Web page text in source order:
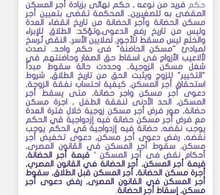
حكم فريد من نوعه , حكم نهائى بزيادة أجر المسكن
المقضى به للصغيرين.. المحكمة تقضى بتعيين أجر
مسكن الحضانة وأجر الحضانة من تاريخ انقضاء العدة
وليس من تاريخ رفع الدعوى,وتؤكد: الطلاق للإبراء
والخلع ليس مسقط للأجور, لملايين الأسر.. النقض تُرسخ
لمبادئ "مسكن الحاضنة" فى حكم واحد.. تصدت
لألاعيب الأزواج فى اسقاط حق الصغار وحاضنتهم في
شغل مسكن الزوجية.. وحددت حالة سقوط مبدأ
"التخيير" للزوج ويثبت الحق من تاريخ الطلاق, شروط
استحقاق أجر المسكن, كيفية احتساب نفقة الزوجة,
دعوى أجر مسكن واجر حضانة, متى يسقط أجر
المسكن, الحد الأدنى لنفقة الطفل , اجرة مسكن
حضانة, صور فرض أجر مسكن زوجية خلال فترة العدة
مع فرض أجر مسكن حضانة فيه إزدواجية قي الحكم
يوجب نقضه, حضانة فيه إزدواجية قي الحكم يوجب
نقضه, رفض دعوى أجر مسكن, دعوى تخفيض أجر
مسكن, سقوط أجر المسكن في القانون المصرى,
أحكام نقض فى أجر المسكن ’قيمة أجر الحضانة,
قيمة أجر المسكن, أجر الحضانة في القانون المصري,
أجرة مسكن الحضانة, أجر المسكن قبل الطلاق, سقوط
أجر المسكن في القانون المصرى, رفض دعوى أجر
مسكن, إسقاط أجر الحضانة.